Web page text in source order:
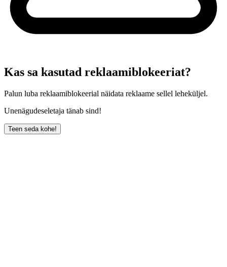
Kas sa kasutad reklaamiblokeeriat?
Palun luba reklaamiblokeerial näidata reklaame sellel leheküljel.
Unenägudeseletaja tänab sind!
Teen seda kohe!